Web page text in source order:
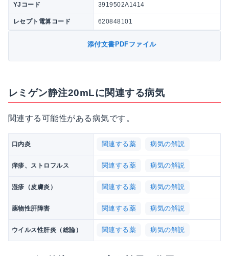
YJコード 3919502A1414
レセプト電算コード 620848101
添付文書PDFファイル
レミゲン静注20mLに関連する病気
関連する可能性がある病気です。
口内炎 関連する薬 病気の解説
痒疹、ストロフルス 関連する薬 病気の解説
湿疹（皮膚炎） 関連する薬 病気の解説
薬物性肝障害 関連する薬 病気の解説
ウイルス性肝炎（総論） 関連する薬 病気の解説